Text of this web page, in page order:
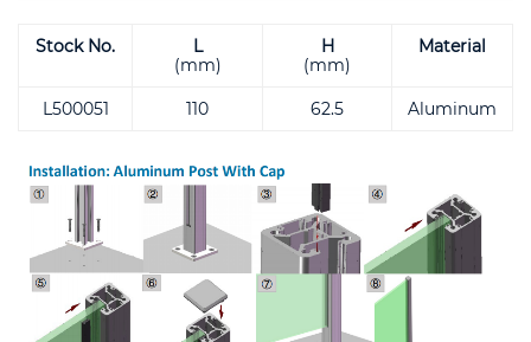
Stock No.
L
(mm)
H
(mm)
Material
L500051 110 62.5 Aluminum